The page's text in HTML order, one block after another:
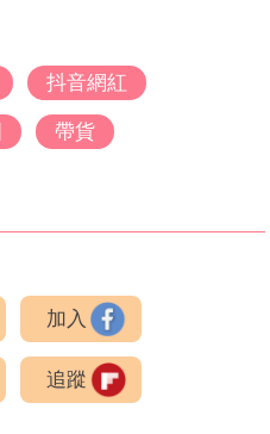
抖音網紅
帶貨
加入
追蹤